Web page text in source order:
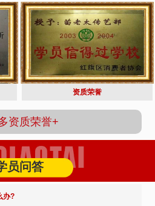
资质荣誉
资质荣誉+
员问答
办?